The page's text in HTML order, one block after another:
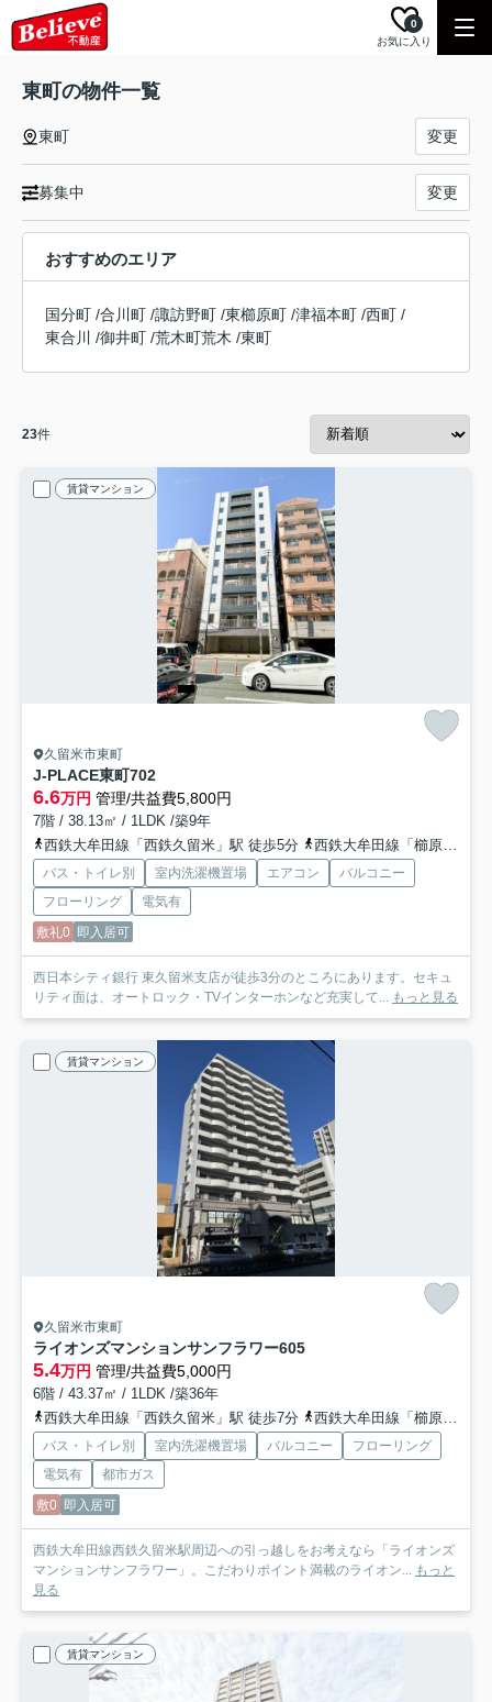
お気に入り
0
東町の物件一覧
東町 変更
募集中 変更
おすすめのエリア
国分町 /合川町 /諏訪野町 /東櫛原町 /津福本町 /西町 /
東合川
/御井町 /荒木町荒木 /東町
23件
賃貸マンション
久留米市東町
J-PLACE東町702
6.6万円 管理/共益費5,800円
7階 / 38.13㎡ / 1LDK /築9年
西鉄大牟田線「西鉄久留米」駅 徒歩5分
西鉄大牟田線「櫛原」駅 徒歩9分
バス・トイレ別 室内洗濯機置場 エアコン
バルコニー
フローリング
電気有
敷礼0 即入居可
西日本シティ銀行 東久留米支店が徒歩3分のところにあります。セキュ
リティ面は、オートロック・TVインターホンなど充実して... もっと見る
賃貸マンション
久留米市東町
ライオンズマンションサンフラワー605
5.4万円 管理/共益費5,000円
6階 / 43.37㎡ / 1LDK /築36年
西鉄大牟田線「西鉄久留米」駅 徒歩7分
西鉄大牟田線「櫛原」駅 徒歩8分
バス・トイレ別 室内洗濯機置場 バルコニー
フローリング
電気有
都市ガス
敷0 即入居可
西鉄大牟田線西鉄久留米駅周辺への引っ越しをお考えなら「ライオンズ
マンションサンフラワー」。こだわりポイント満載のライオン... もっと
見る
賃貸マンション